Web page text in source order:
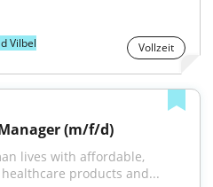
Vilbel Vollzeit
(m/f/d)
lives with affordable,
products and...